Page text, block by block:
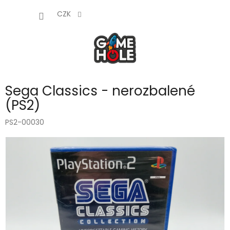
CZK
Sega Classics - nerozbalené
(PS2)
PS2-00030